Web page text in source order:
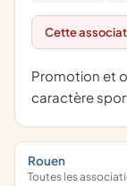
Cette
promotion et organisation de manifestations à
caractère
Rouen
Toutes les